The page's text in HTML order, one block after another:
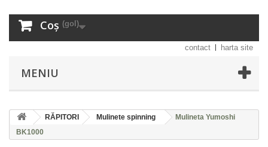
Coș (gol)
contact harta site
MENIU
RĂPITORI Mulinete spinning
Mulineta Yumoshi
BK1000